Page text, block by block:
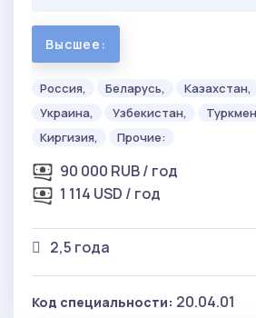
Высшее:
Россия, Беларусь, Казахстан,
Украина,
Узбекистан,
Киргизия,
Прочие:
90 000 RUB / год
1 114 USD / год
2,5 года
Код специальности: 20.04.01